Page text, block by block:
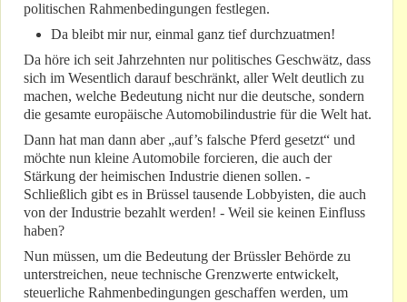
politischen Rahmenbedingungen festlegen.
Da bleibt mir nur, einmal ganz tief durchzuatmen!
Da höre ich seit Jahrzehnten nur politisches Geschwätz, dass
sich im Wesentlich darauf beschränkt, aller Welt deutlich zu
machen, welche Bedeutung nicht nur die deutsche, sondern
die gesamte europäische Automobilindustrie für die Welt hat.
Dann hat man dann aber „auf’s falsche Pferd gesetzt“ und
möchte nun kleine Automobile forcieren, die auch der
Stärkung der heimischen Industrie dienen sollen. -
Schließlich gibt es in Brüssel tausende Lobbyisten, die auch
von der Industrie bezahlt werden! - Weil sie keinen Einfluss
haben?
Nun müssen, um die Bedeutung der Brüssler Behörde zu
unterstreichen, neue technische Grenzwerte entwickelt,
steuerliche Rahmenbedingungen geschaffen werden, um